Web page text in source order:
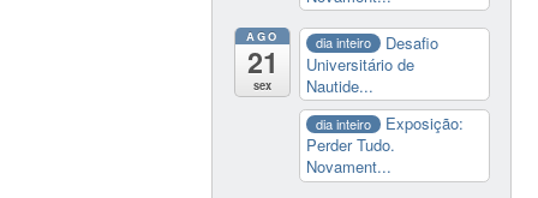
AGO
21
sex
dia inteiro
Desafio
Universitário de
Nautide...
dia inteiro
Exposição:
Perder Tudo.
Novament...